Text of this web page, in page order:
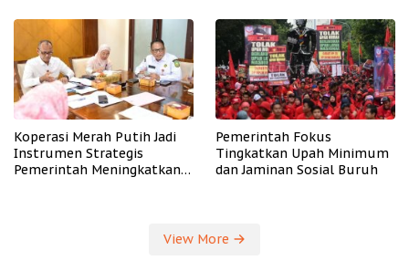
Koperasi Merah Putih Jadi
Instrumen Strategis
Pemerintah Meningkatkan
Pemerintah Fokus
Tingkatkan Upah Minimum
dan Jaminan Sosial Buruh
View More